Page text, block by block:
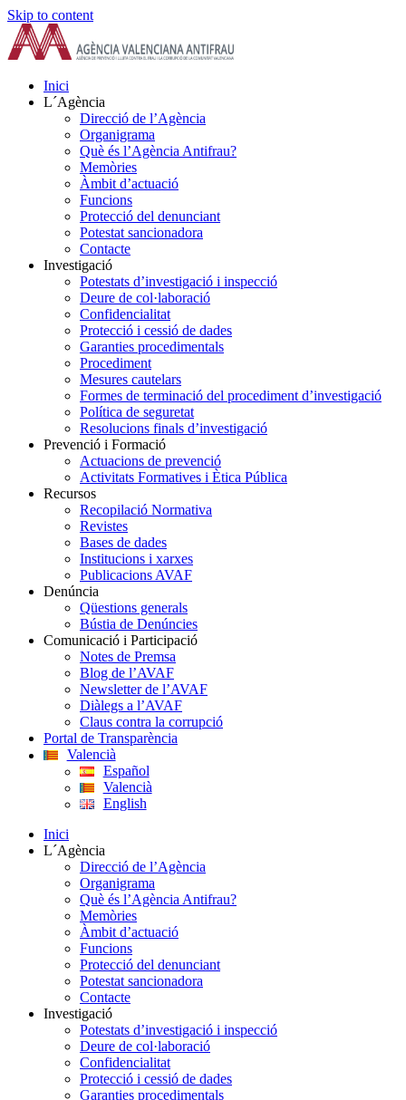
Skip to content
Inici
L´Agència
Direcció de l’Agència
Organigrama
Què és l’Agència Antifrau?
Memòries
Àmbit d’actuació
Funcions
Protecció del denunciant
Potestat sancionadora
Contacte
Investigació
Potestats d’investigació i inspecció
Deure de col·laboració
Confidencialitat
Protecció i cessió de dades
Garanties procedimentals
Procediment
Mesures cautelars
Formes de terminació del procediment d’investigació
Política de seguretat
Resolucions finals d’investigació
Prevenció i Formació
Actuacions de prevenció
Activitats Formatives i Ètica Pública
Recursos
Recopilació Normativa
Revistes
Bases de dades
Institucions i xarxes
Publicacions AVAF
Denúncia
Qüestions generals
Bústia de Denúncies
Comunicació i Participació
Notes de Premsa
Blog de l’AVAF
Newsletter de l’AVAF
Diàlegs a l’AVAF
Claus contra la corrupció
Portal de Transparència
Valencià
Español
Valencià
English
Inici
L´Agència
Direcció de l’Agència
Organigrama
Què és l’Agència Antifrau?
Memòries
Àmbit d’actuació
Funcions
Protecció del denunciant
Potestat sancionadora
Contacte
Investigació
Potestats d’investigació i inspecció
Deure de col·laboració
Confidencialitat
Protecció i cessió de dades
Garanties procedimentals